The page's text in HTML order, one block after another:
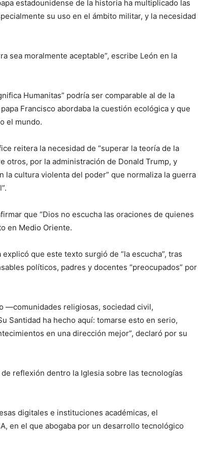
estadounidense de la historia ha multiplicado las
su uso en el ámbito militar, y la necesidad
sea moralmente aceptable”, escribe León en la
Humanitas” podría ser comparable al de la
Francisco abordaba la cuestión ecológica y que
el mundo.
reitera la necesidad de “superar la teoría de la
otros, por la administración de Donald Trump, y
la cultura violenta del poder” que normaliza la guerra
que “Dios no escucha las oraciones de quienes
en Medio Oriente.
que este texto surgió de “la escucha”, tras
políticos, padres y docentes “preocupados” por
—comunidades religiosas, sociedad civil,
Santidad ha hecho aquí: tomarse esto en serio,
en una dirección mejor”, declaró por su
reflexión dentro la Iglesia sobre las tecnologías
digitales e instituciones académicas, el
en el que abogaba por un desarrollo tecnológico